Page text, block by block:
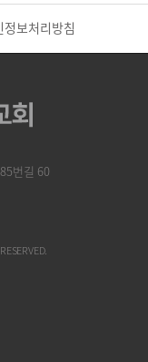
정보처리방침
번길 60